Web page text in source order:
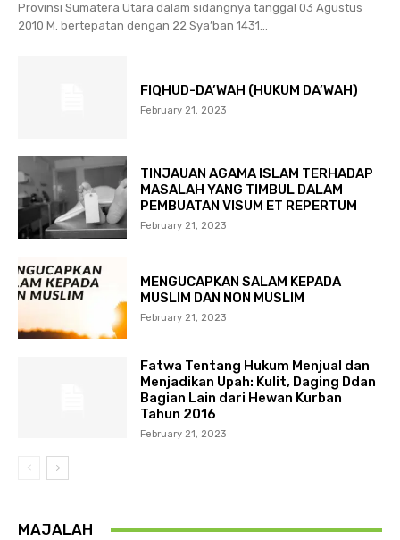
Provinsi Sumatera Utara dalam sidangnya tanggal 03 Agustus
2010 M. bertepatan dengan 22 Sya’ban 1431...
FIQHUD-DA’WAH (HUKUM DA’WAH)
February 21, 2023
TINJAUAN AGAMA ISLAM TERHADAP
MASALAH YANG TIMBUL DALAM
PEMBUATAN VISUM ET REPERTUM
February 21, 2023
MENGUCAPKAN SALAM KEPADA
MUSLIM DAN NON MUSLIM
February 21, 2023
Fatwa Tentang Hukum Menjual dan
Menjadikan Upah: Kulit, Daging Ddan
Bagian Lain dari Hewan Kurban
Tahun 2016
February 21, 2023
MAJALAH